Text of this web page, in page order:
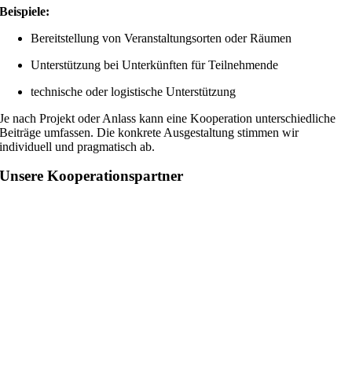
Beispiele:
Bereitstellung von Veranstaltungsorten oder Räumen
Unterstützung bei Unterkünften für Teilnehmende
technische oder logistische Unterstützung
Je nach Projekt oder Anlass kann eine Kooperation unterschiedliche
Beiträge umfassen. Die konkrete Ausgestaltung stimmen wir
individuell und pragmatisch ab.
Unsere Kooperationspartner